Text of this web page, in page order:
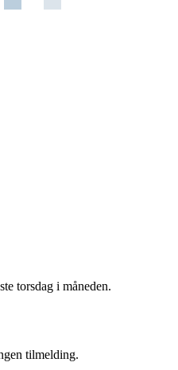
torsdag i måneden.
tilmelding.